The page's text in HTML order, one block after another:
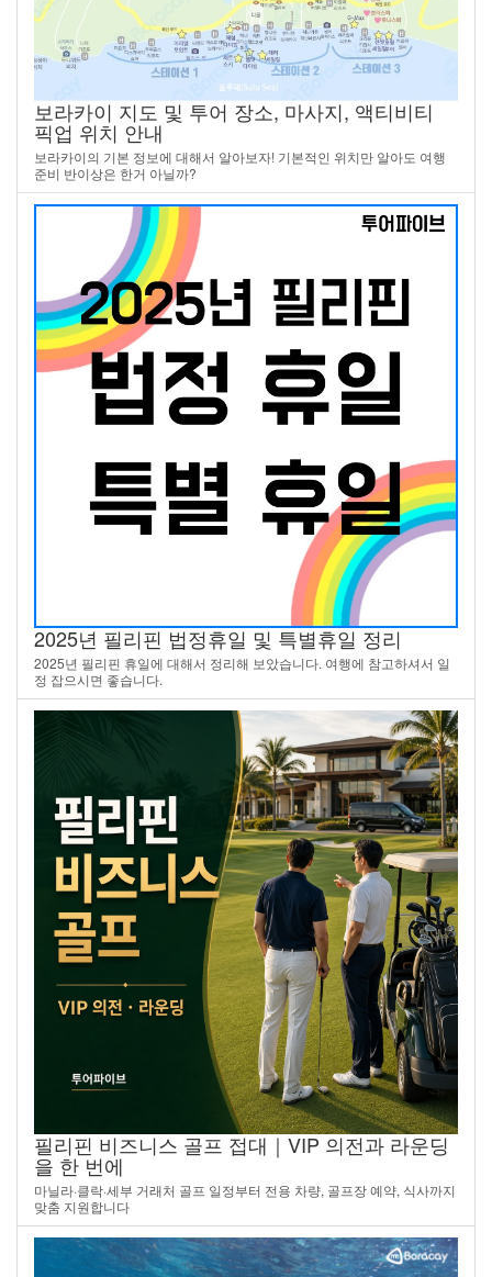
보라카이 지도 및 투어 장소, 마사지, 액티비티
픽업 위치 안내
보라카이의 기본 정보에 대해서 알아보자! 기본적인 위치만 알아도 여행
준비 반이상은 한거 아닐까?
2025년 필리핀 법정휴일 및 특별휴일 정리
2025년 필리핀 휴일에 대해서 정리해 보았습니다. 여행에 참고하셔서 일
정 잡으시면 좋습니다.
필리핀 비즈니스 골프 접대｜VIP 의전과 라운딩
을 한 번에
마닐라·클락·세부 거래처 골프 일정부터 전용 차량, 골프장 예약, 식사까지
맞춤 지원합니다